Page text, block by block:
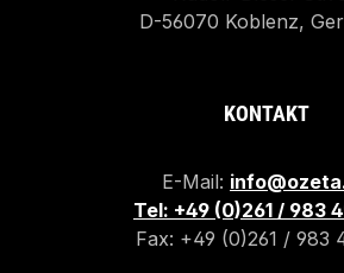
D-56070 Koblenz,
KONTAKT
E-Mail:
Tel: +49 (0)261 / 983
Fax: +49 (0)261 / 983